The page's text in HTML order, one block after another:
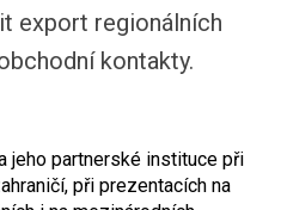
export regionálních
kontakty.
jeho partnerské instituce při
při prezentacích na